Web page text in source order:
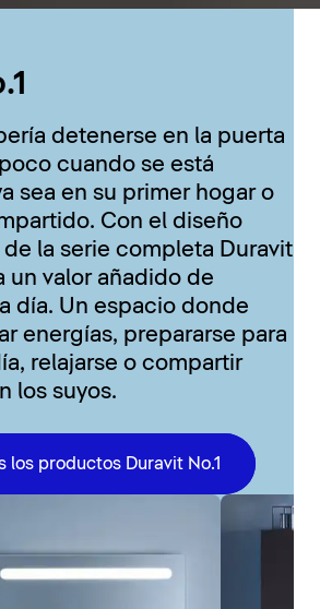
detenerse en la puerta
cuando se está
sea en su primer hogar o
Con el diseño
la serie completa Duravit
un valor añadido de
día. Un espacio donde
energías, prepararse para
relajarse o compartir
los suyos.
los productos Duravit No.1